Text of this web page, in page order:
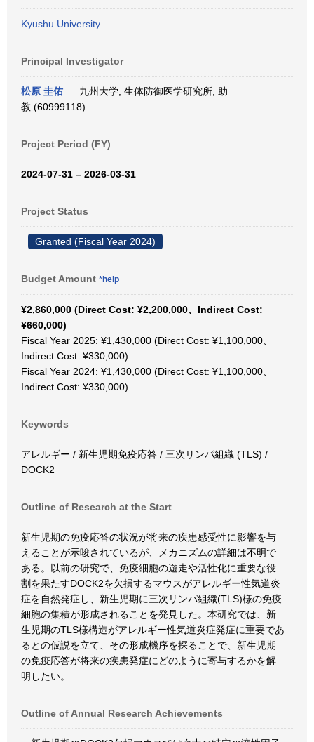
Kyushu University
Principal Investigator
松原 圭佑
九州大学, 生体防御医学研究所, 助
教 (60999118)
Project Period (FY)
2024-07-31 – 2026-03-31
Project Status
Granted (Fiscal Year 2024)
Budget Amount *help
¥2,860,000 (Direct Cost: ¥2,200,000、Indirect Cost:
¥660,000)
Fiscal Year 2025: ¥1,430,000 (Direct Cost: ¥1,100,000、
Indirect Cost: ¥330,000)
Fiscal Year 2024: ¥1,430,000 (Direct Cost: ¥1,100,000、
Indirect Cost: ¥330,000)
Keywords
アレルギー / 新生児期免疫応答 / 三次リンパ組織 (TLS) /
DOCK2
Outline of Research at the Start
新生児期の免疫応答の状況が将来の疾患感受性に影響を与
えることが示唆されているが、メカニズムの詳細は不明で
ある。以前の研究で、免疫細胞の遊走や活性化に重要な役
割を果たすDOCK2を欠損するマウスがアレルギー性気道炎
症を自然発症し、新生児期に三次リンパ組織(TLS)様の免疫
細胞の集積が形成されることを発見した。本研究では、新
生児期のTLS様構造がアレルギー性気道炎症発症に重要であ
るとの仮説を立て、その形成機序を探ることで、新生児期
の免疫応答が将来の疾患発症にどのように寄与するかを解
明したい。
Outline of Annual Research Achievements